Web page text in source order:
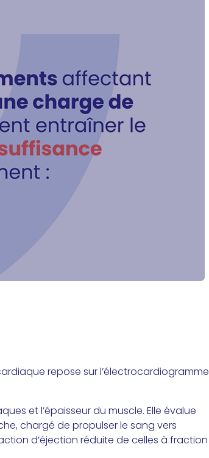
repose sur l’électrocardiogramme
et l’épaisseur du muscle. Elle évalue
chargé de propulser le sang vers
d’éjection réduite de celles à fraction